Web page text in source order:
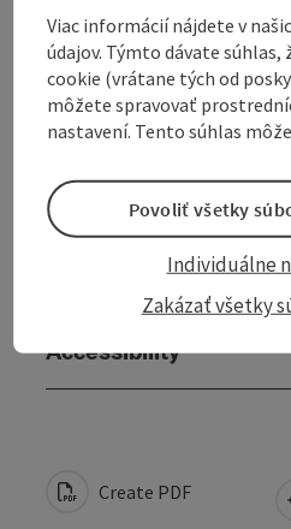
Prices
Award
Arrival
Accessibility
Create PDF
Viac informácií nájdete v
údajov. Týmto dávate
cookie (vrátane tých od
môžete spravovať
nastavení. Tento súhlas
Zakázať všetky
Individuálne
Povoliť všetky